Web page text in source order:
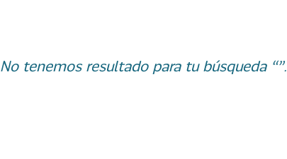
No tenemos resultado para tu búsqueda “”.